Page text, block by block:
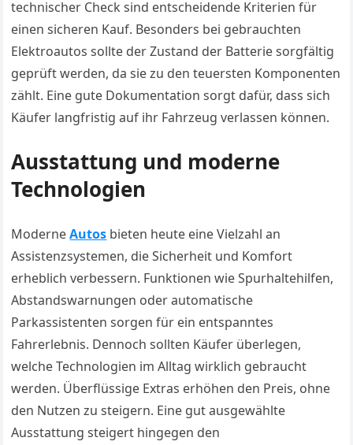
technischer Check sind entscheidende Kriterien für
einen sicheren Kauf. Besonders bei gebrauchten
Elektroautos sollte der Zustand der Batterie sorgfältig
geprüft werden, da sie zu den teuersten Komponenten
zählt. Eine gute Dokumentation sorgt dafür, dass sich
Käufer langfristig auf ihr Fahrzeug verlassen können.
Ausstattung und moderne
Technologien
ModerneAutos bieten heute eine Vielzahl an
Assistenzsystemen, die Sicherheit und Komfort
erheblich verbessern. Funktionen wie Spurhaltehilfen,
Abstandswarnungen oder automatische
Parkassistenten sorgen für ein entspanntes
Fahrerlebnis. Dennoch sollten Käufer überlegen,
welche Technologien im Alltag wirklich gebraucht
werden. Überflüssige Extras erhöhen den Preis, ohne
den Nutzen zu steigern. Eine gut ausgewählte
Ausstattung steigert hingegen den